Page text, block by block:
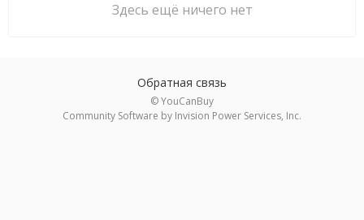
Здесь ещё ничего нет
Обратная связь
© YouCanBuy
Community Software by Invision Power Services, Inc.